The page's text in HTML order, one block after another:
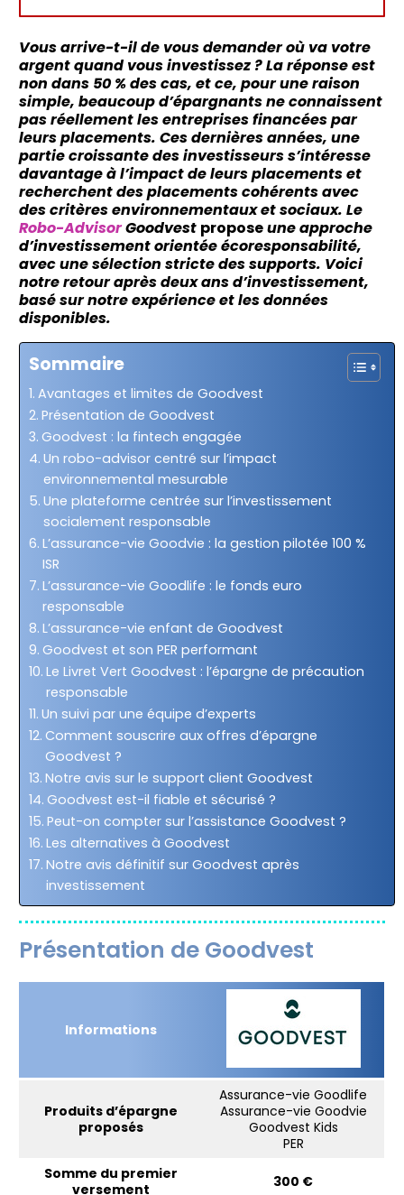
Vous arrive-t-il de vous demander où va votre
argent quand vous investissez ? La réponse est
non dans 50 % des cas, et ce, pour une raison
simple, beaucoup d’épargnants ne connaissent
pas réellement les entreprises financées par
leurs placements. Ces dernières années, une
partie croissante des investisseurs s’intéresse
davantage à l’impact de leurs placementset
recherchent des placements cohérents avec
des critères environnementaux et sociaux. Le
Robo-AdvisorGoodvest proposeune approche
d’investissement orientée écoresponsabilité,
avec une sélection stricte des supports. Voici
notre retour après deux ans d’investissement,
basé sur notre expérience et les données
disponibles.
Sommaire
Avantages et limites de Goodvest
Présentation de Goodvest
Goodvest : la fintech engagée
Un robo-advisor centré sur l’impact
environnemental mesurable
Une plateforme centrée sur l’investissement
socialement responsable
L’assurance-vie Goodvie : la gestion pilotée 100 %
ISR
L’assurance-vie Goodlife : le fonds euro
responsable
L’assurance-vie enfant de Goodvest
Goodvest et son PER performant
Le Livret Vert Goodvest : l’épargne de précaution
responsable
Un suivi par une équipe d’experts
Comment souscrire aux offres d’épargne
Goodvest ?
Notre avis sur le support client Goodvest
Goodvest est-il fiable et sécurisé ?
Peut-on compter sur l’assistance Goodvest ?
Les alternatives à Goodvest
Notre avis définitif sur Goodvest après
investissement
Présentation de Goodvest
Informations
Produits d’épargne
proposés
Assurance-vie Goodlife
Assurance-vie Goodvie
Goodvest Kids
PER
Somme du premier
versement
300 €